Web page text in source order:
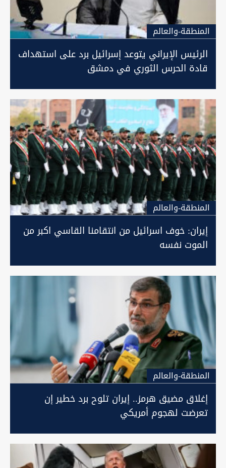
المنطقة-والعالم
الرئيس الإيراني يتوعد إسرائيل برد على استهداف
قادة الحرس الثوري في دمشق
المنطقة-والعالم
إيران: خوف اسرائيل من انتقامنا القاسي اكبر من
الموت نفسه
المنطقة-والعالم
إغلاق مضيق هرمز.. إيران تلوح برد خطير إن
تعرضت لهجوم أمريكي